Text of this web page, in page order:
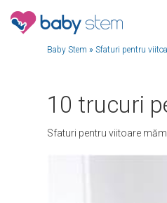
Baby Stem » Sfaturi pentru
10 trucuri
Sfaturi pentru viitoare